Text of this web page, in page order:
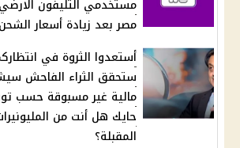
مستخدمي التليفون
مصر بعد زيادة أسعار
ستحقق الثراء الفاحش
مالية غير مسبوقة حسب
حايك هل أنت من
المقبلة؟